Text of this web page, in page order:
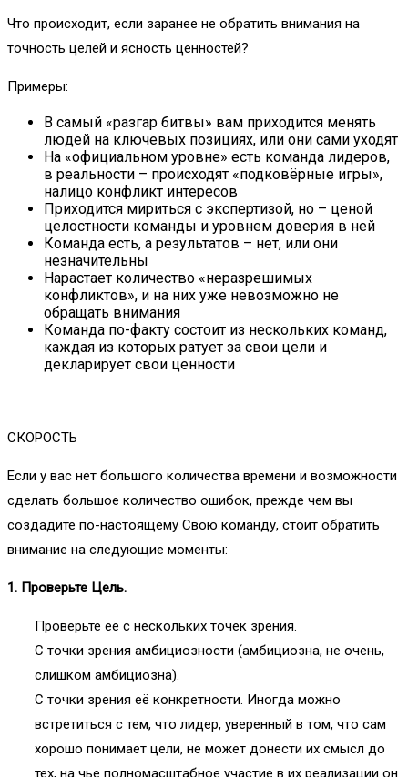
Что происходит, если заранее не обратить внимания на
точность целей и ясность ценностей?
Примеры:
В самый «разгар битвы» вам приходится менять
людей на ключевых позициях, или они сами уходят
На «официальном уровне» есть команда лидеров,
в реальности – происходят «подковёрные игры»,
налицо конфликт интересов
Приходится мириться с экспертизой, но – ценой
целостности команды и уровнем доверия в ней
Команда есть, а результатов – нет, или они
незначительны
Нарастает количество «неразрешимых
конфликтов», и на них уже невозможно не
обращать внимания
Команда по-факту состоит из нескольких команд,
каждая из которых ратует за свои цели и
декларирует свои ценности
СКОРОСТЬ
Если у вас нет большого количества времени и возможности
сделать большое количество ошибок, прежде чем вы
создадите по-настоящему Свою команду, стоит обратить
внимание на следующие моменты:
1. Проверьте Цель.
Проверьте её с нескольких точек зрения.
С точки зрения амбициозности (амбициозна, не очень,
слишком амбициозна).
С точки зрения её конкретности. Иногда можно
встретиться с тем, что лидер, уверенный в том, что сам
хорошо понимает цели, не может донести их смысл до
тех, на чье полномасштабное участие в их реализации он